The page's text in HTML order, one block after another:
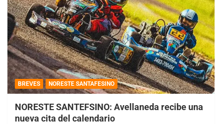
BREVES NORESTE SANTAFESINO
NORESTE SANTEFSINO: Avellaneda recibe una
nueva cita del calendario